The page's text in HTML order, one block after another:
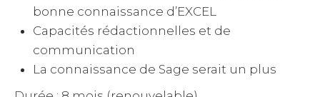
bonne connaissance d’EXCEL
Capacités rédactionnelles et de
communication
La connaissance de Sage serait un plus